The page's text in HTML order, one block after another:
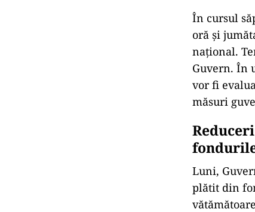
În cursul
oră și
național.
Guvern. În
vor fi
măsuri
Luni,
plătit din